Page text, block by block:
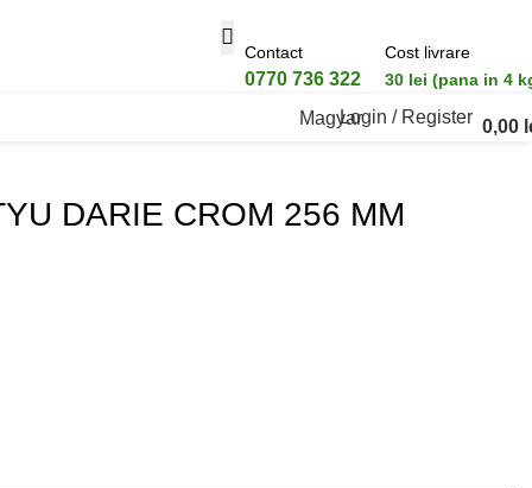
Contact
0770 736 322
Cost livrare
30 lei (pana in 4
MagyarLogin / Register 0,00
DARIE CROM 256 MM